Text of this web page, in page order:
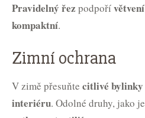
Pravidelný řez podpořívětvení
kompaktní.
Zimní ochrana
V zimě přesuňte citlivé bylinky
interiéru. Odolné druhy, jako je